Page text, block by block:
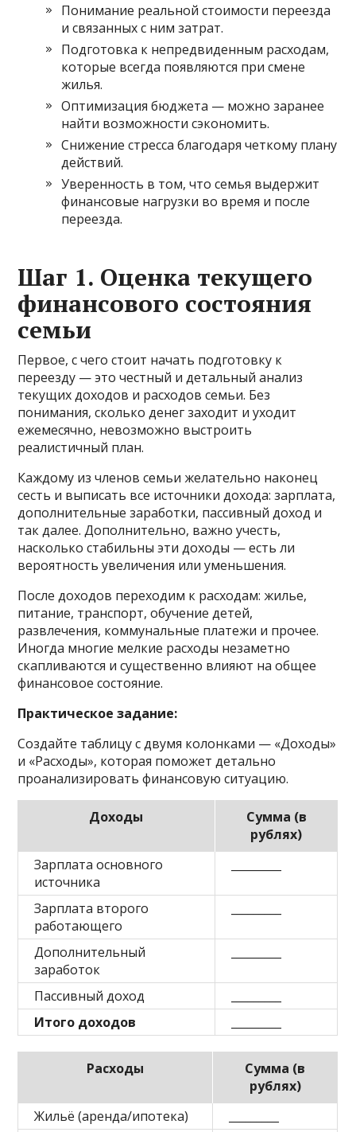
Понимание реальной стоимости переезда
и связанных с ним затрат.
Подготовка к непредвиденным расходам,
которые всегда появляются при смене
жилья.
Оптимизация бюджета — можно заранее
найти возможности сэкономить.
Снижение стресса благодаря четкому плану
действий.
Уверенность в том, что семья выдержит
финансовые нагрузки во время и после
переезда.
Шаг 1. Оценка текущего
финансового состояния
семьи
Первое, с чего стоит начать подготовку к
переезду — это честный и детальный анализ
текущих доходов и расходов семьи. Без
понимания, сколько денег заходит и уходит
ежемесячно, невозможно выстроить
реалистичный план.
Каждому из членов семьи желательно наконец
сесть и выписать все источники дохода: зарплата,
дополнительные заработки, пассивный доход и
так далее. Дополнительно, важно учесть,
насколько стабильны эти доходы — есть ли
вероятность увеличения или уменьшения.
После доходов переходим к расходам: жилье,
питание, транспорт, обучение детей,
развлечения, коммунальные платежи и прочее.
Иногда многие мелкие расходы незаметно
скапливаются и существенно влияют на общее
финансовое состояние.
Практическое задание:
Создайте таблицу с двумя колонками — «Доходы»
и «Расходы», которая поможет детально
проанализировать финансовую ситуацию.
Доходы
Сумма (в
рублях)
Зарплата основного
источника
Зарплата второго
работающего
Дополнительный
заработок
Пассивный доход
Итого доходов
Расходы
Сумма (в
рублях)
Жильё (аренда/ипотека)